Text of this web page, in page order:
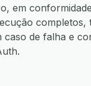
em
completos,
caso de falha e